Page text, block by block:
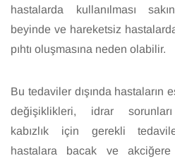
hastalarda kullanılması
beyinde ve hareketsiz
pıhtı oluşmasına neden olabilir.
Bu tedaviler dışında hastaların
değişiklikleri, idrar sorunları
kabızlık için gerekli
hastalara bacak ve akciğere